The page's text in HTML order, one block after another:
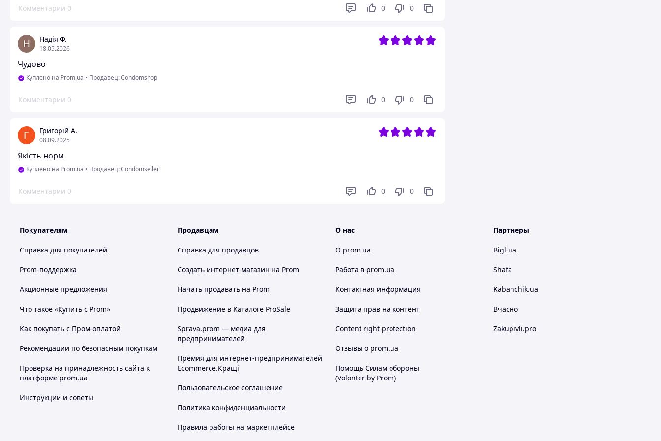
Комментарии 0 0 0
Надія Ф.
18.05.2026
Чудово
Куплено на Prom.ua • Продавец: Condomshop
Комментарии 0 0 0
Григорій А.
08.09.2025
Якість норм
Куплено на Prom.ua • Продавец: Condomseller
Комментарии 0 0 0
Покупателям
Справка для покупателей
Prom-поддержка
Акционные предложения
Что такое «Купить с Prom»
Как покупать с Пром-оплатой
Рекомендации по безопасным покупкам
Проверка на принадлежность сайта к
платформе prom.ua
Инструкции и советы
Продавцам
Справка для продавцов
Создать интернет-магазин на Prom
Начать продавать на Prom
Продвижение в Каталоге ProSale
Sprava.prom — медиа для
предпринимателей
Премия для интернет-предпринимателей
Ecommerce.Кращі
Пользовательское соглашение
Политика конфиденциальности
Правила работы на маркетплейсе
О нас
О prom.ua
Работа в prom.ua
Контактная информация
Защита прав на контент
Content right protection
Отзывы о prom.ua
Помощь Силам обороны
(Volonter by Prom)
Партнеры
Bigl.ua
Shafa
Kabanchik.ua
Вчасно
Zakupivli.pro